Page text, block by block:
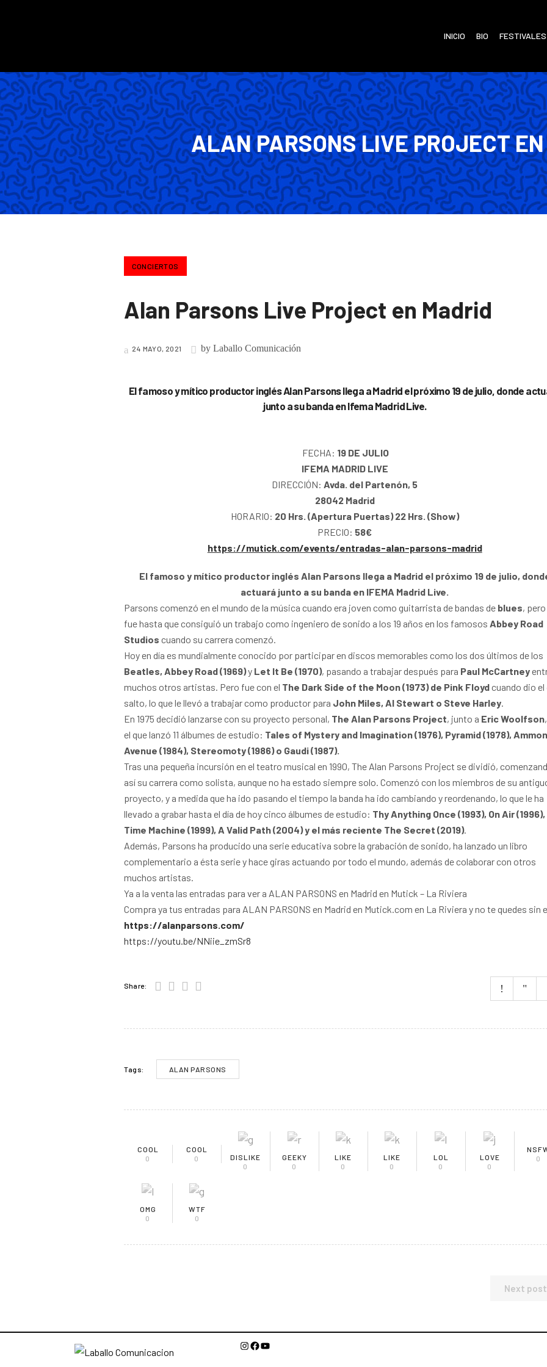
INICIO BIO FESTIVALES
ALAN PARSONS LIVE PROJECT
CONCIERTOS
Alan Parsons Live Project en Madrid
24 MAYO, 2021 by Laballo Comunicación
El famoso y mítico productor inglés Alan Parsons llega a Madrid el próximo 19 de julio, donde
junto a su banda en Ifema Madrid Live.
FECHA: 19 DE JULIO
IFEMA MADRID LIVE
DIRECCIÓN: Avda. del Partenón, 5
28042 Madrid
HORARIO: 20 Hrs. (Apertura Puertas) 22 Hrs. (Show)
PRECIO: 58€
https://mutick.com/events/entradas-alan-parsons-madrid
El famoso y mítico productor inglés Alan Parsons llega a Madrid el próximo 19 de julio,
actuará junto a su banda en IFEMA Madrid Live.
Parsons comenzó en el mundo de la música cuando era joven como guitarrista de bandas de blues,
fue hasta que consiguió un trabajo como ingeniero de sonido a los 19 años en los famosos Abbey Road
Studios cuando su carrera comenzó.
Hoy en día es mundialmente conocido por participar en discos memorables como los dos últimos de los
Beatles, Abbey Road (1969)y Let It Be (1970), pasando a trabajar después para Paul McCartney
muchos otros artistas. Pero fue con el The Dark Side of the Moon (1973) de Pink Floydcuando dio el
salto, lo que le llevó a trabajar como productor para John Miles, Al Stewart o Steve Harley.
En 1975 decidió lanzarse con su proyecto personal, The Alan Parsons Project, junto a Eric Woolfson
el que lanzó 11 álbumes de estudio: Tales of Mystery and Imagination (1976), Pyramid (1978),
Avenue (1984), Stereomoty (1986) o Gaudi (1987).
Tras una pequeña incursión en el teatro musical en 1990, The Alan Parsons Project se dividió,
así su carrera como solista, aunque no ha estado siempre solo. Comenzó con los miembros de su
proyecto, y a medida que ha ido pasando el tiempo la banda ha ido cambiando y reordenando, lo que le ha
llevado a grabar hasta el día de hoy cinco álbumes de estudio: Thy Anything Once (1993), On Air
Time Machine (1999), A Valid Path (2004) y el más reciente The Secret (2019).
Además, Parsons ha producido una serie educativa sobre la grabación de sonido, ha lanzado un libro
complementario a ésta serie y hace giras actuando por todo el mundo, además de colaborar con otros
muchos artistas.
Ya a la venta las entradas para ver a ALAN PARSONS en Madrid en Mutick – La Riviera
Compra ya tus entradas para ALAN PARSONS en Madrid en Mutick.com en La Riviera y no te quedes sin
https://alanparsons.com/
https://youtu.be/NNiie_zmSr8
Share:
Tags: ALAN PARSONS
COOL
0
COOL
0
DISLIKE
0
GEEKY
0
LIKE
0
LIKE
0
LOL
0
LOVE
0
0
OMG
0
WTF
0
Next post
Instagram
Facebook
YouTube